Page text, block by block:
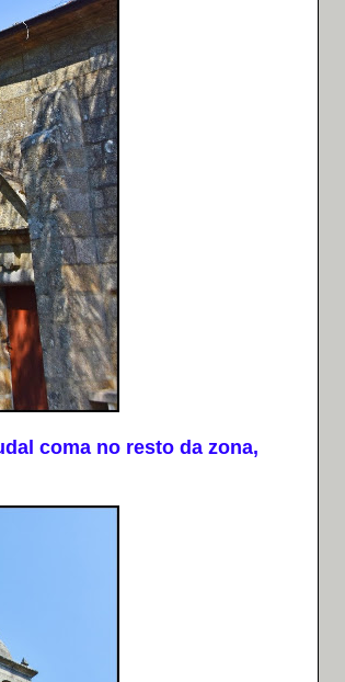
coma no resto da zona,